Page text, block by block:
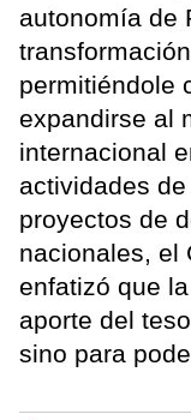
autonomía de
permitiéndole
expandirse al
internacional
actividades
proyectos de
nacionales, el
enfatizó que
aporte del
sino para